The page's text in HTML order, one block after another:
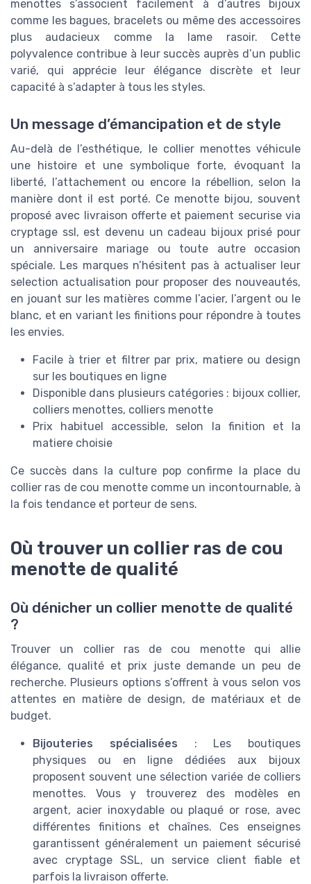
menottes s’associent facilement à d’autres bijoux
comme les bagues, bracelets ou même des accessoires
plus audacieux comme la lame rasoir. Cette
polyvalence contribue à leur succès auprès d’un public
varié, qui apprécie leur élégance discrète et leur
capacité à s’adapter à tous les styles.
Un message d’émancipation et de style
Au-delà de l’esthétique, le collier menottes véhicule
une histoire et une symbolique forte, évoquant la
liberté, l’attachement ou encore la rébellion, selon la
manière dont il est porté. Ce menotte bijou, souvent
proposé avec livraison offerte et paiement securise via
cryptage ssl, est devenu un cadeau bijoux prisé pour
un anniversaire mariage ou toute autre occasion
spéciale. Les marques n’hésitent pas à actualiser leur
selection actualisation pour proposer des nouveautés,
en jouant sur les matières comme l’acier, l’argent ou le
blanc, et en variant les finitions pour répondre à toutes
les envies.
Facile à trier et filtrer par prix, matiere ou design
sur les boutiques en ligne
Disponible dans plusieurs catégories : bijoux collier,
colliers menottes, colliers menotte
Prix habituel accessible, selon la finition et la
matiere choisie
Ce succès dans la culture pop confirme la place du
collier ras de cou menotte comme un incontournable, à
la fois tendance et porteur de sens.
Où trouver un collier ras de cou
menotte de qualité
Où dénicher un collier menotte de qualité
?
Trouver un collier ras de cou menotte qui allie
élégance, qualité et prix juste demande un peu de
recherche. Plusieurs options s’offrent à vous selon vos
attentes en matière de design, de matériaux et de
budget.
Bijouteries spécialisées : Les boutiques
physiques ou en ligne dédiées aux bijoux
proposent souvent une sélection variée de colliers
menottes. Vous y trouverez des modèles en
argent, acier inoxydable ou plaqué or rose, avec
différentes finitions et chaînes. Ces enseignes
garantissent généralement un paiement sécurisé
avec cryptage SSL, un service client fiable et
parfois la livraison offerte.